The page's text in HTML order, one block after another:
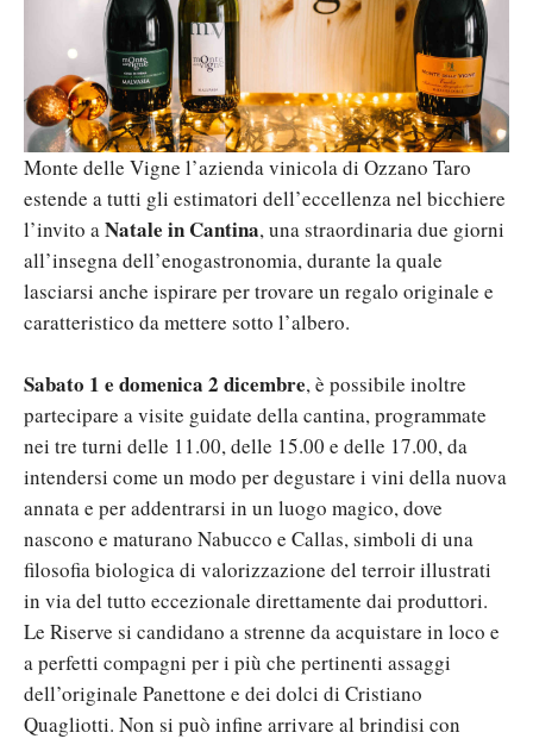
Monte delle Vigne l’azienda vinicola di Ozzano Taro
estende a tutti gli estimatori dell’eccellenza nel bicchiere
l’invito aNatale in Cantina, una straordinaria due giorni
all’insegna dell’enogastronomia, durante la quale
lasciarsi anche ispirare per trovare un regalo originale e
caratteristico da mettere sotto l’albero.
Sabato 1 e domenica 2 dicembre, è possibile inoltre
partecipare a visite guidate della cantina, programmate
nei tre turni delle 11.00, delle 15.00 e delle 17.00, da
intendersi come un modo per degustare i vini della nuova
annata e per addentrarsi in un luogo magico, dove
nascono e maturano Nabucco e Callas, simboli di una
filosofia biologica di valorizzazione del terroir illustrati
in via del tutto eccezionale direttamente dai produttori.
Le Riserve si candidano a strenne da acquistare in loco e
a perfetti compagni per i più che pertinenti assaggi
dell’originale Panettone e dei dolci di Cristiano
Quagliotti. Non si può infine arrivare al brindisi con